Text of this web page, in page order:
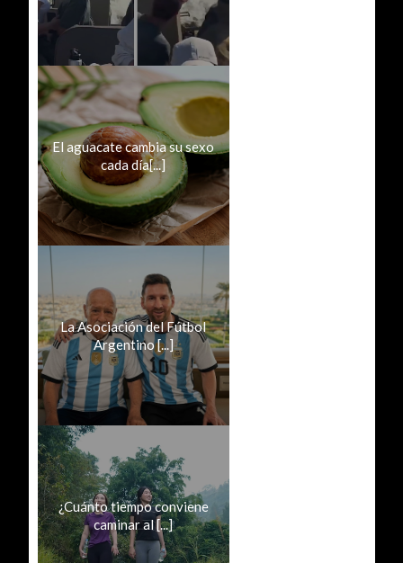
El aguacate cambia su sexo
cada día[...]
La Asociación del Fútbol
Argentino [...]
¿Cuánto tiempo conviene
caminar al [...]